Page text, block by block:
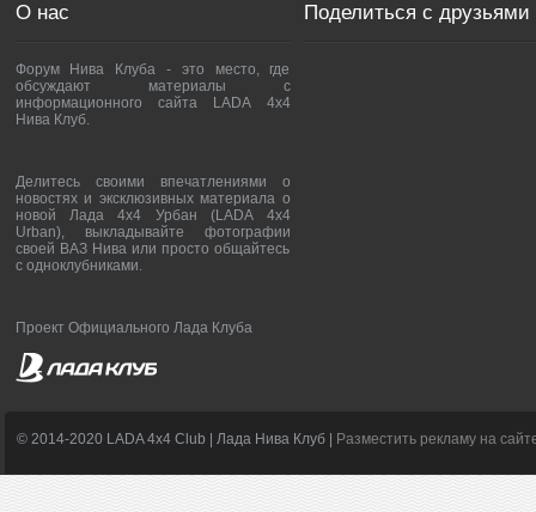
О нас
Форум Нива Клуба - это место, где
обсуждают материалы с
информационного сайта LADA 4x4
Нива Клуб.
Делитесь своими впечатлениями о
новостях и эксклюзивных материала о
новой Лада 4х4 Урбан (LADA 4x4
Urban), выкладывайте фотографии
своей ВАЗ Нива или просто общайтесь
с одноклубниками.
Проект Официального Лада Клуба
Поделиться с друзьями
© 2014-2020 LADA 4x4 Club | Лада Нива Клуб | Разместить рекламу на